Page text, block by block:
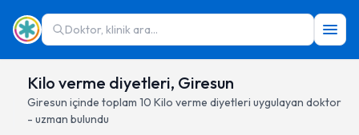
Doktor, klinik ara...
Kilo verme diyetleri, Giresun
Giresun içinde toplam 10 Kilo verme diyetleri uygulayan doktor
- uzman bulundu